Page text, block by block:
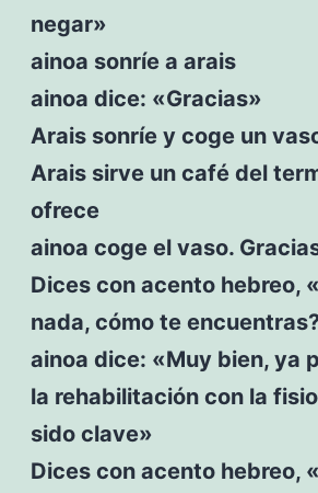
negar»
ainoa sonríe a arais
ainoa dice: «Gracias»
Arais sonríe y coge un
Arais sirve un café del
ofrece
ainoa coge el vaso.
Dices con acento hebreo,
nada, cómo te
ainoa dice: «Muy bien, ya
la rehabilitación con la
sido clave»
Dices con acento hebreo,